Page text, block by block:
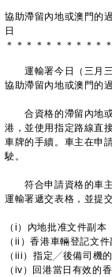
協助滯留內地或澳門的
日
＊ ＊ ＊ ＊ ＊ ＊ ＊ ＊ ＊ ＊ ＊
運輸署今日（三月三
協助滯留內地或澳門的
合資格的滯留內地或
港，並使用指定路線直
車牌的手續。車主在申
駛。
符合申請資格的車主
運輸署遞交表格，並提
（i）內地批准文件副本
（ii）香港車輛登記文
（iii）指定╱後備司機
（iv）回港當日有效的